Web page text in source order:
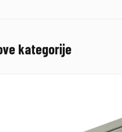
kategorije